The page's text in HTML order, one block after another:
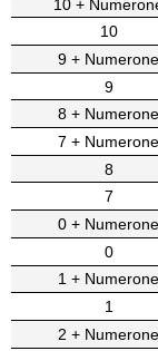
10 +
10
9 + Numerone
9
8 + Numerone
7 + Numerone
8
7
0 + Numerone
0
1 + Numerone
1
2 + Numerone